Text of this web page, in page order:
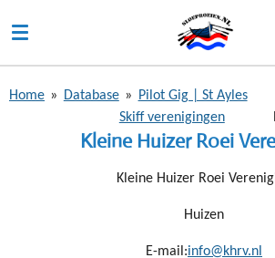
direct
naar
hoofdinhoud
Home » Database »
Pilot Gig | St Ayles
Skiff verenigingen
Kleine Huizer Roei
Kleine Huizer Roei
Huizen
E-mail:info@khrv.nl